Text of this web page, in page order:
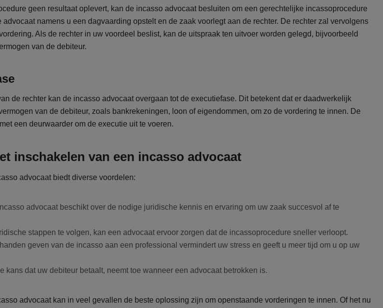
geen resultaat oplevert, kan de incasso advocaat besluiten om een gerechtelijke incassoprocedure
advocaat namens u een dagvaarding opstelt en de zaak voorlegt aan de rechter. De rechter zal vervolgens
Als de rechter in uw voordeel beslist, kan de uitspraak ten uitvoer worden gelegd, bijvoorbeeld
van de debiteur.
de rechter kan de incasso advocaat overgaan tot de executiefase. Dit betekent dat er daadwerkelijk
van de debiteur, zoals bankrekeningen, loon of eigendommen, om zo de vordering te innen. De
een deurwaarder om de executie uit te voeren.
inschakelen van een incasso advocaat
advocaat biedt diverse voordelen:
advocaat beschikt over de nodige juridische kennis en ervaring om uw zaak succesvol af te
stappen te volgen, kan een advocaat ervoor zorgen dat de incassoprocedure sneller verloopt.
geven van de incasso aan een professional vermindert uw stress en geeft u meer tijd om u op uw
kans dat uw debiteur betaalt, neemt toe wanneer een advocaat betrokken is.
advocaat kan in veel gevallen de beste oplossing zijn om openstaande vorderingen te innen. Of het nu